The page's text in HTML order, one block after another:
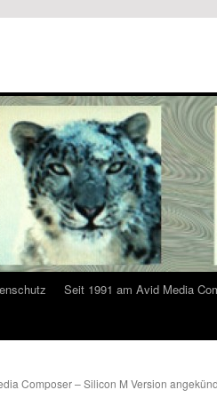
Seit 1991 am Avid Media
Composer – Silicon M Version